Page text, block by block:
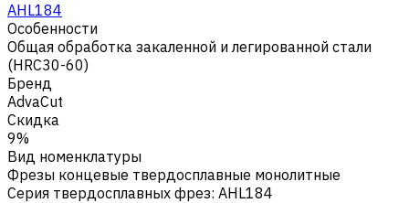
AHL184
Особенности
Общая обработка закаленной и легированной стали
(HRC30-60)
Бренд
AdvaCut
Скидка
9%
Вид номенклатуры
Фрезы концевые твердосплавные монолитные
Серия твердосплавных фрез: AHL184